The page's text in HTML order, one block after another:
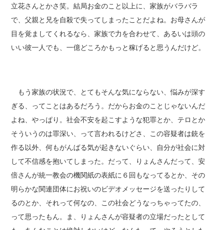
立花さんとかさ笑。結局お金のこと以上に、家族がバラバラ
で、父親と兄を自殺で失ってしまったことだよね。お母さんが
目を覚ましてくれるなら、家族で力を合わせて、あるいは頭の
いい彼一人でも、一億どころかもっと稼げると思うんだけど。
もう家族の状況で、とてもそんな気にならない、悩みが深す
ぎる、ってことはあるだろう。だからお金のことじゃないんだ
よね、やっぱり。社会不安を起こすような犯罪とか、テロとか
そういうのは罪深い、って言われるけどさ、この容疑者は銃を
作る以外、何もがんばる気が起きないぐらい、自分が社会に対
して不信感を抱いてしまった。だって、りょんさんだって、安
倍さんが統一教会の機関紙の表紙に６回もなってるとか、その
明らかな関連団体にお祝いのビデオメッセージを送ったりして
るのとか、それって何なの、この社会どうなっちゃってたの、
って思ったもん。ま、りょんさんが容疑者の立場だったとして